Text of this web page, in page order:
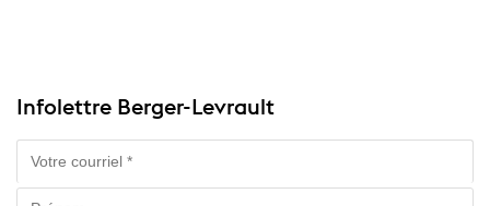
Infolettre Berger-Levrault